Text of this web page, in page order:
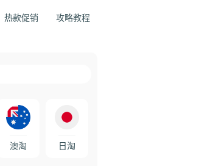
热款促销 攻略教程
澳淘 日淘